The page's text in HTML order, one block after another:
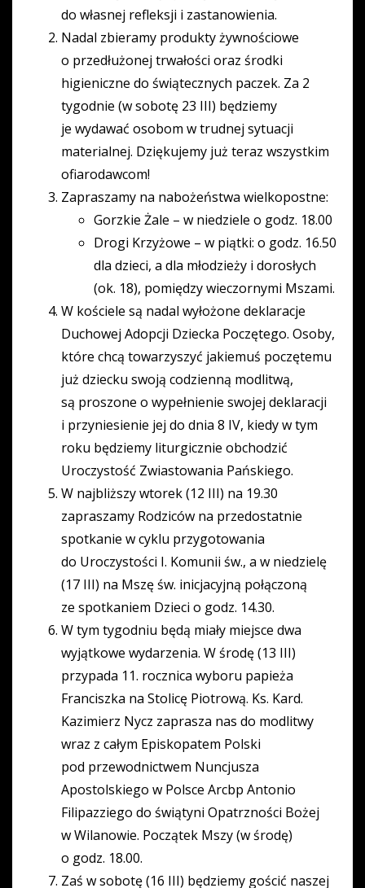
do własnej refleksji i zastanowienia.
Nadal zbieramy produkty żywnościowe
o przedłużonej trwałości oraz środki
higieniczne do świątecznych paczek. Za 2
tygodnie (w sobotę 23 III) będziemy
je wydawać osobom w trudnej sytuacji
materialnej. Dziękujemy już teraz wszystkim
ofiarodawcom!
Zapraszamy na nabożeństwa wielkopostne:
Gorzkie Żale – w niedziele o godz. 18.00
Drogi Krzyżowe – w piątki: o godz. 16.50
dla dzieci, a dla młodzieży i dorosłych
(ok. 18), pomiędzy wieczornymi Mszami.
W kościele są nadal wyłożone deklaracje
Duchowej Adopcji Dziecka Poczętego. Osoby,
które chcą towarzyszyć jakiemuś poczętemu
już dziecku swoją codzienną modlitwą,
są proszone o wypełnienie swojej deklaracji
i przyniesienie jej do dnia 8 IV, kiedy w tym
roku będziemy liturgicznie obchodzić
Uroczystość Zwiastowania Pańskiego.
W najbliższy wtorek (12 III) na 19.30
zapraszamy Rodziców na przedostatnie
spotkanie w cyklu przygotowania
do Uroczystości I. Komunii św., a w niedzielę
(17 III) na Mszę św. inicjacyjną połączoną
ze spotkaniem Dzieci o godz. 14.30.
W tym tygodniu będą miały miejsce dwa
wyjątkowe wydarzenia. W środę (13 III)
przypada 11. rocznica wyboru papieża
Franciszka na Stolicę Piotrową. Ks. Kard.
Kazimierz Nycz zaprasza nas do modlitwy
wraz z całym Episkopatem Polski
pod przewodnictwem Nuncjusza
Apostolskiego w Polsce Arcbp Antonio
Filipazziego do świątyni Opatrzności Bożej
w Wilanowie. Początek Mszy (w środę)
o godz. 18.00.
Zaś w sobotę (16 III) będziemy gościć naszej